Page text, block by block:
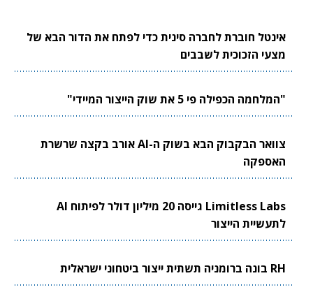
אינטל חוברת לחברה סינית כדי לפתח את הדור הבא של
מצעי הזכוכית לשבבים
"המלחמה הכפילה פי 5 את שוק הייצור המיידי"
צוואר הבקבוק הבא בשוק ה-AI אורב בקצה שרשרת
האספקה
Limitless Labs גייסה 20 מיליון דולר לפיתוח AI
לתעשיית הייצור
RH בונה ברומניה תשתית ייצור ביטחוני ישראלית